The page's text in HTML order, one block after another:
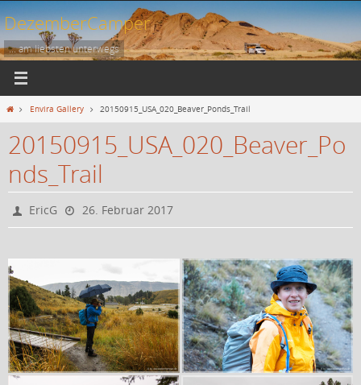
Zum
Inhalt
springen
DezemberCamper
... am liebsten unterwegs
StartEnvira Gallery 20150915_USA_020_Beaver_Ponds_Trail
20150915_USA_020_Beaver_Po
nds_Trail
EricG 26. Februar 2017